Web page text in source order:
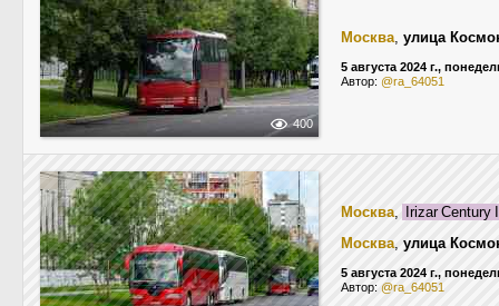
400
Москва, улица
5 августа 2024 г.,
Автор: @ra_64051
Москва,
Irizar
Москва, улица
5 августа 2024 г.,
Автор: @ra_64051